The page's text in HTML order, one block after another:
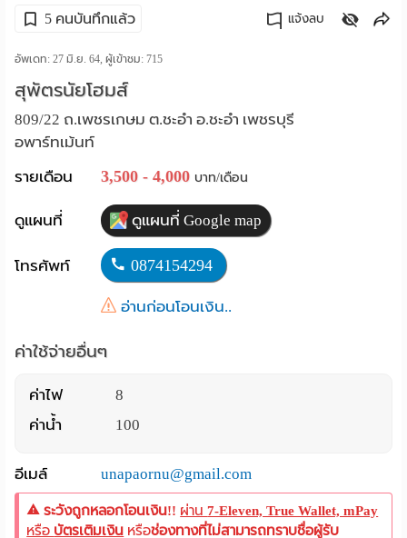
ประกาศ
ฟรี
:
English
5 คนบันทึกแล้ว แจ้งลบ
อัพเดท: 27 มิ.ย. 64, ผู้เข้าชม:715
สุพัตรนัยโฮมส์
809/22 ถ.เพชรเกษม ต.ชะอำ อ.ชะอำ เพชรบุรี
อพาร์ทเม้นท์
รายเดือน
3,500 - 4,000 บาท/เดือน
ดูแผนที่ ดูแผนที่ Google map
โทรศัพท์ 0874154294
อ่านก่อนโอนเงิน..
ค่าใช้จ่ายอื่นๆ
ค่าไฟ
8
ค่าน้ำ
100
อีเมล์ unapaornu@gmail.com
ระวังถูกหลอกโอนเงิน!! ผ่าน7-Eleven, True Wallet, mPay
หรือ บัตรเติมเงิน หรือช่องทางที่ไม่สามารถทราบชื่อผู้รับ